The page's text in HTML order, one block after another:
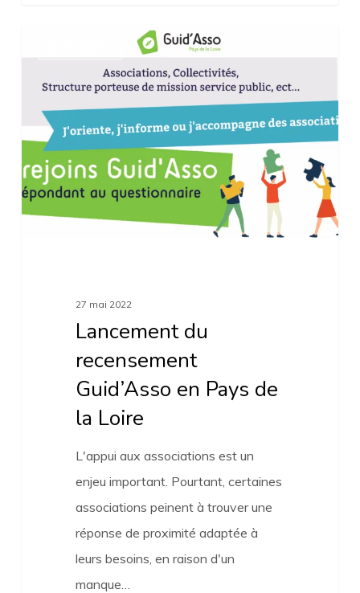
recensement
Guid’Asso
en
Pays
de
la
27 mai 2022
Lancement du
recensement
Guid’Asso en Pays de
la Loire
L'appui aux associations est un
enjeu important. Pourtant, certaines
associations peinent à trouver une
réponse de proximité adaptée à
leurs besoins, en raison d'un
manque…